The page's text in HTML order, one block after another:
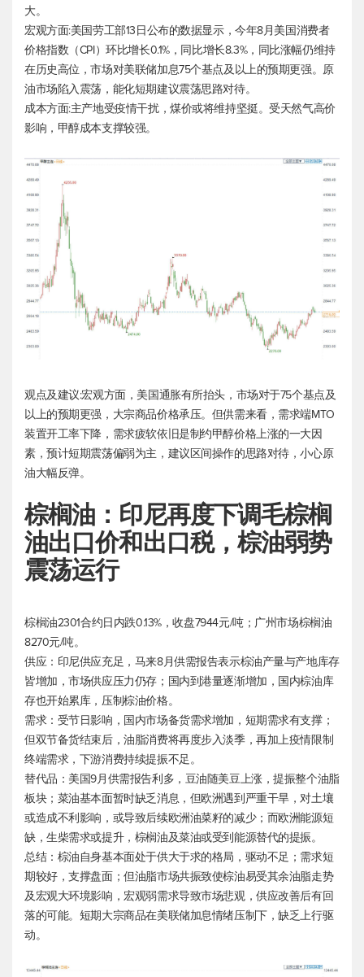
大。
宏观方面:美国劳工部13日公布的数据显示，今年8月美国消费者
价格指数（CPI）环比增长0.1%，同比增长8.3%，同比涨幅仍维持
在历史高位，市场对美联储加息75个基点及以上的预期更强。原
油市场陷入震荡，能化短期建议震荡思路对待。
成本方面:主产地受疫情干扰，煤价或将维持坚挺。受天然气高价
影响，甲醇成本支撑较强。
观点及建议:宏观方面，美国通胀有所抬头，市场对于75个基点及
以上的预期更强，大宗商品价格承压。但供需来看，需求端MTO
装置开工率下降，需求疲软依旧是制约甲醇价格上涨的一大因
素，预计短期震荡偏弱为主，建议区间操作的思路对待，小心原
油大幅反弹。
棕榈油：印尼再度下调毛棕榈
油出口价和出口税，棕油弱势
震荡运行
棕榈油2301合约日内跌0.13%，收盘7944元/吨；广州市场棕榈油
8270元/吨。
供应：印尼供应充足，马来8月供需报告表示棕油产量与产地库存
皆增加，市场供应压力仍存；国内到港量逐渐增加，国内棕油库
存也开始累库，压制棕油价格。
需求：受节日影响，国内市场备货需求增加，短期需求有支撑；
但双节备货结束后，油脂消费将再度步入淡季，再加上疫情限制
终端需求，下游消费持续提振不足。
替代品：美国9月供需报告利多，豆油随美豆上涨，提振整个油脂
板块；菜油基本面暂时缺乏消息，但欧洲遇到严重干旱，对土壤
或造成不利影响，或导致后续欧洲油菜籽的减少；而欧洲能源短
缺，生柴需求或提升，棕榈油及菜油或受到能源替代的提振。
总结：棕油自身基本面处于供大于求的格局，驱动不足；需求短
期较好，支撑盘面；但油脂市场共振致使棕油易受其余油脂走势
及宏观大环境影响，宏观弱需求导致市场悲观，供应改善后有回
落的可能。短期大宗商品在美联储加息情绪压制下，缺乏上行驱
动。